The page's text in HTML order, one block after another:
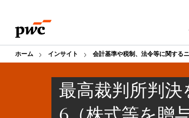
content
footer
ホーム インサイト 会計基準や税制、法令等に関する
最高裁判所判